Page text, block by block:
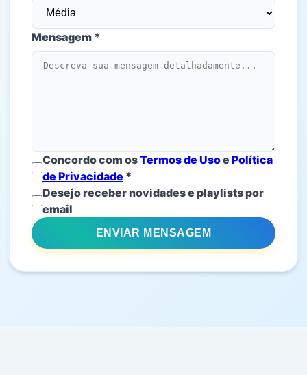
Mensagem *
Concordo com osTermos de Usoe Política
de Privacidade *
Desejo receber novidades e playlists por
email
ENVIAR MENSAGEM